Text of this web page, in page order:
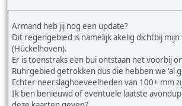
Armand heb jij nog een update?
Dit regengebied is namelijk akelig dichtbij mijn
(Hückelhoven).
Er is toenstraks een bui ontstaan net voorbij
Ruhrgebied getrokken dus die hebben we 'al
Echter neerslaghoeveelheden van 100+ mm
Ik ben benieuwd of eventuele laatste